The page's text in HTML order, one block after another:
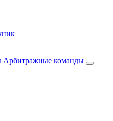
Арбитражные команды